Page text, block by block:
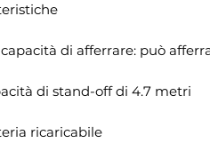
capacità di afferrare: può
di stand-off di 4.7 metri
ricaricabile